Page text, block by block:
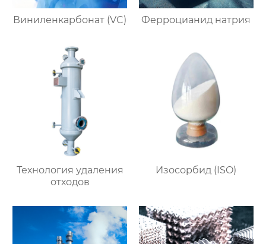
Виниленкарбонат (VC) Ферроцианид натрия
Технология удаления
отходов
Изосорбид (ISO)